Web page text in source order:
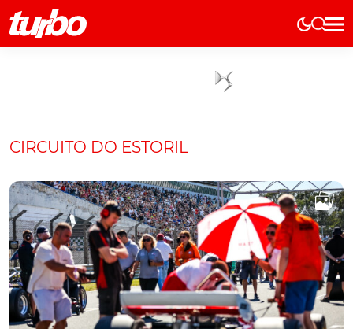
Elétricos
Testes
Marcas
Comerciais
Curiosidades
Elétricos
Técnica
Testes
CIRCUITO DO ESTORIL